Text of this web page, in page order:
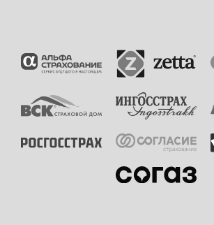
Имеются противопоказания. Необходима консультация